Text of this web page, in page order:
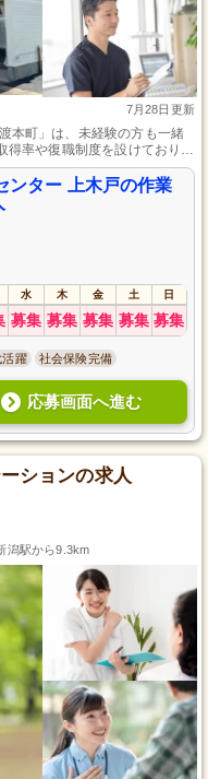
7月28日更新
本町」は、未経験の方も一緒
得率や復職制度を設けており、
業療法士として利用者の評価
ニーズに対応した質の高いサ
しています。
ンター 上木戸の作業
水 木 金 土 日
募集 募集 募集 募集 募集
活躍 社会保険完備
応募画面へ進む
ションの求人
潟駅から9.3km